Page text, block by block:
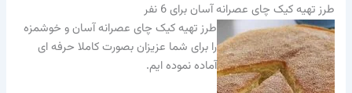
طرز تهیه کیک چای عصرانه آسان برای 6 نفر
طرز تهیه کیک چای عصرانه آسان و خوشمزه
را برای شما عزیزان بصورت کاملا حرفه ای
آماده نموده ایم.